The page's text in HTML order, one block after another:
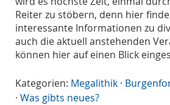
Reiter zu stöbern, denn hier
interessante Informationen zu
auch die aktuell anstehenden
können hier auf einen Blick
Kategorien: Megalithik ·
· Was gibts neues?